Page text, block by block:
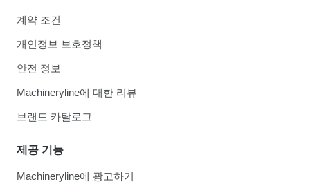
계약 조건
개인정보 보호정책
안전 정보
Machineryline에 대한 리뷰
브랜드 카탈로그
제공 기능
Machineryline에 광고하기